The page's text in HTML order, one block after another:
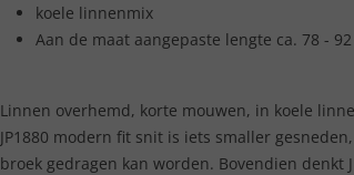
koele linnenmix
Aan de maat aangepaste lengte ca. 78 -
Linnen overhemd, korte mouwen, in koele
JP1880 modern fit snit is iets smaller
broek gedragen kan worden. Bovendien denkt